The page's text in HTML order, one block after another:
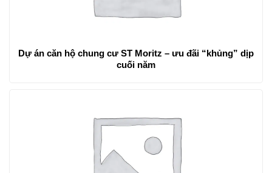
Dự án căn hộ chung cư ST Moritz – ưu đãi “khủng” dịp
cuối năm